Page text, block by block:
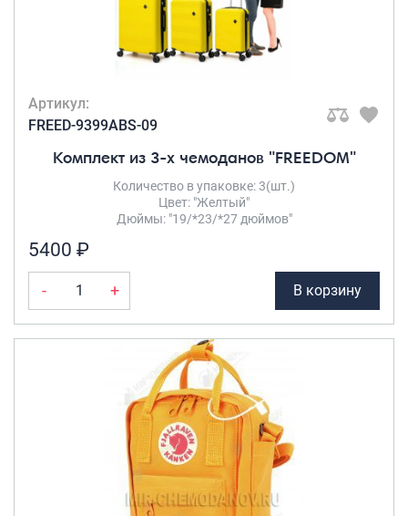
Артикул:
FREED-9399ABS-09
Комплект из 3-х чемоданов "FREEDOM"
Количество в упаковке: 3(шт.)
Цвет: "Желтый"
Дюймы: "19/*23/*27 дюймов"
5400 ₽
- + В корзину